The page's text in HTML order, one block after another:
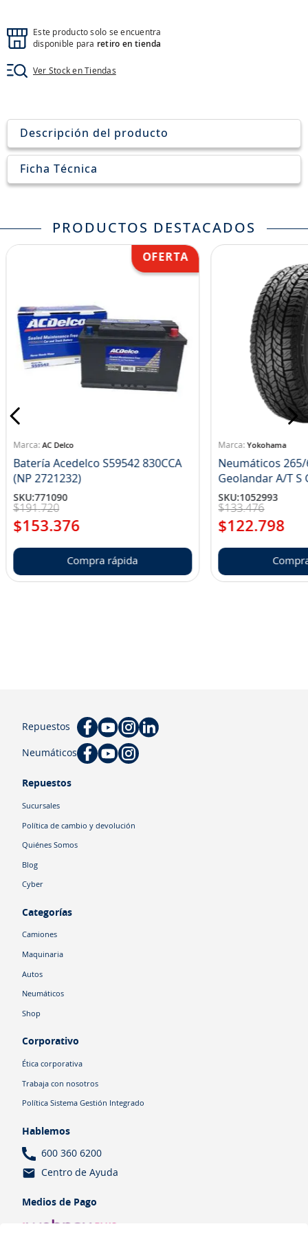
Este producto solo se encuentra
disponible para retiro en tienda
Ver Stock en Tiendas
Descripción del producto
Ficha Técnica
PRODUCTOS DESTACADOS
AC Delco
Batería Acedelco S59542 830CCA
(NP 2721232)
SKU:771090
$191.720
$153.376
Compra rápida
Yokohama
Neumáticos 265/
SKU:1052993
$133.476
$122.798
Repuestos
Neumáticos
Repuestos
Sucursales
Política de cambio y devolución
Quiénes Somos
Blog
Cyber
Categorías
Camiones
Maquinaria
Autos
Neumáticos
Shop
Corporativo
Ética corporativa
Trabaja con nosotros
Política Sistema Gestión Integrado
Hablemos
600 360 6200
Centro de Ayuda
Medios de Pago
9.
255